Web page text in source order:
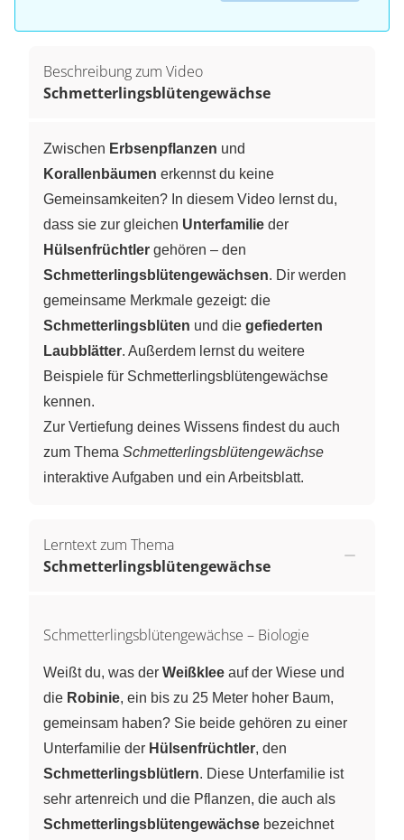
Beschreibung zum Video
Schmetterlingsblütengewächse
Zwischen Erbsenpflanzen und
Korallenbäumen erkennst du keine
Gemeinsamkeiten? In diesem Video lernst du,
dass sie zur gleichen Unterfamilie der
Hülsenfrüchtler gehören – den
Schmetterlingsblütengewächsen. Dir werden
gemeinsame Merkmale gezeigt: die
Schmetterlingsblüten und die gefiederten
Laubblätter. Außerdem lernst du weitere
Beispiele für Schmetterlingsblütengewächse
kennen.
Zur Vertiefung deines Wissens findest du auch
zum Thema Schmetterlingsblütengewächse
interaktive Aufgaben und ein Arbeitsblatt.
Lerntext zum Thema
Schmetterlingsblütengewächse
Schmetterlingsblütengewächse – Biologie
Weißt du, was der Weißklee auf der Wiese und
die Robinie, ein bis zu 25 Meter hoher Baum,
gemeinsam haben? Sie beide gehören zu einer
Unterfamilie der Hülsenfrüchtler, den
Schmetterlingsblütlern. Diese Unterfamilie ist
sehr artenreich und die Pflanzen, die auch als
Schmetterlingsblütengewächse bezeichnet